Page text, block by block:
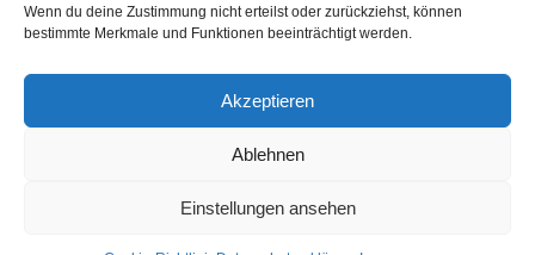
Wenn du deine Zustimmung nicht erteilst oder zurückziehst, können
bestimmte Merkmale und Funktionen beeinträchtigt werden.
Akzeptieren
Ablehnen
Einstellungen ansehen
Nutzungsbedingungen | Haftungsausschluss
AGB